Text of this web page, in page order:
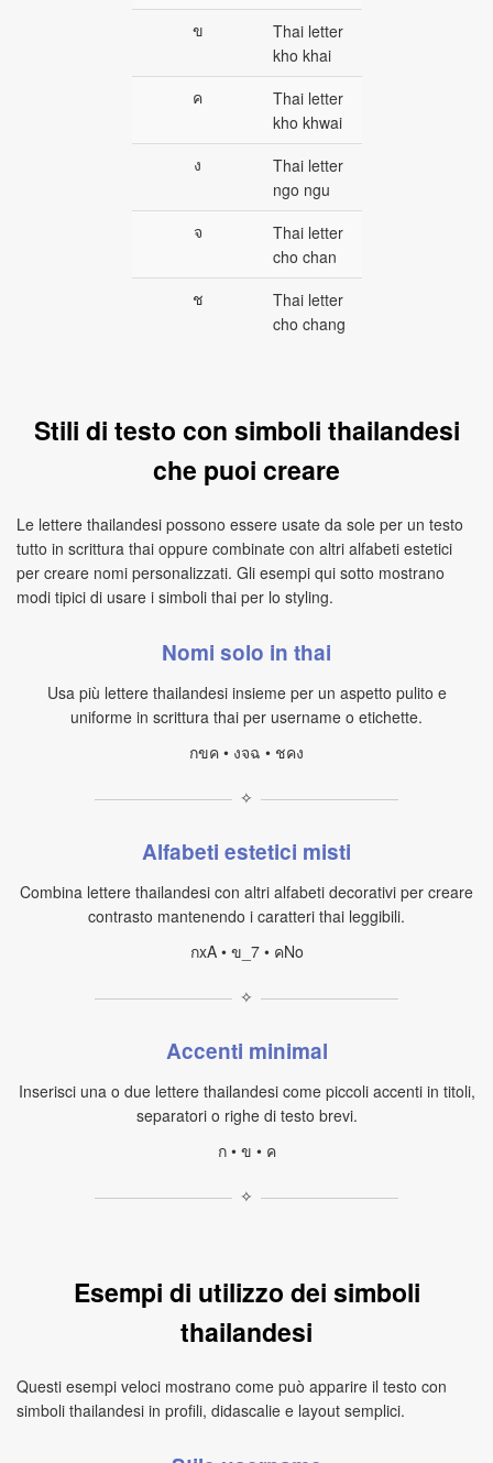
ข
Thai letter
kho khai
ค
Thai letter
kho khwai
ง
Thai letter
ngo ngu
จ
Thai letter
cho chan
ช
Thai letter
cho chang
Stili di testo con simboli thailandesi
che puoi creare
Le lettere thailandesi possono essere usate da sole per un testo
tutto in scrittura thai oppure combinate con altri alfabeti estetici
per creare nomi personalizzati. Gli esempi qui sotto mostrano
modi tipici di usare i simboli thai per lo styling.
Nomi solo in thai
Usa più lettere thailandesi insieme per un aspetto pulito e
uniforme in scrittura thai per username o etichette.
กขค • งจฉ • ชคง
✧
Alfabeti estetici misti
Combina lettere thailandesi con altri alfabeti decorativi per creare
contrasto mantenendo i caratteri thai leggibili.
กxA • ข_7 • คNo
✧
Accenti minimal
Inserisci una o due lettere thailandesi come piccoli accenti in titoli,
separatori o righe di testo brevi.
ก • ข • ค
✧
Esempi di utilizzo dei simboli
thailandesi
Questi esempi veloci mostrano come può apparire il testo con
simboli thailandesi in profili, didascalie e layout semplici.